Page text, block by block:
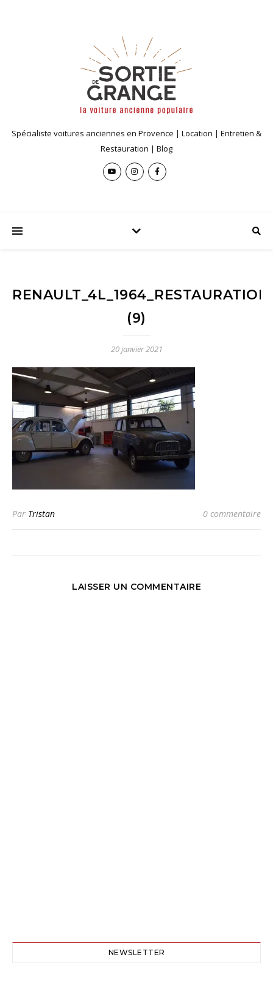
Spécialiste voitures anciennes en Provence | Location | Entretien &
Restauration | Blog
RENAULT_4L_1964_RESTAURATION
(9)
20 janvier 2021
Par Tristan 0 commentaire
LAISSER UN COMMENTAIRE
NEWSLETTER